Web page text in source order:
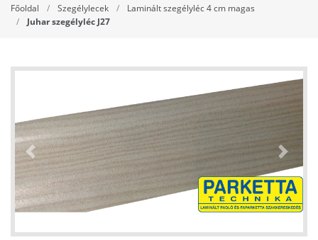
Főoldal Szegélylecek
Laminált szegélyléc 4 cm magas
Juhar szegélyléc J27
Previous Next